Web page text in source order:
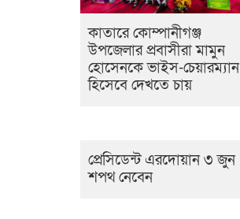
কাতারে কোম্পানীগঞ্জ
উপজেলার প্রবাসীরা মামুন
হোসেনকে ভাইস-চেয়ারম্যান
হিসেবে দেখতে চায়
প্রেসিডেন্ট এরদোয়ান ৩ জুন
শপথ নেবেন